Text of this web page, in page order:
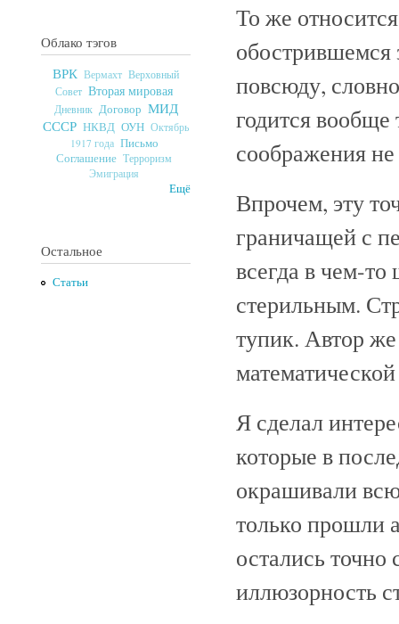
Облако тэгов
ВРК Вермахт Верховный
Совет Вторая мировая
Дневник Договор МИД
СССР НКВД ОУН Октябрь
1917 года Письмо
Соглашение Терроризм
Эмиграция
Ещё
Остальное
Статьи
То же
повсюду,
годится вообще
соображения
Впрочем, эту
граничащей с
всегда в чем-то
стерильным.
тупик. Автор
Я сделал
которые в
окрашивали
только прошли
остались точно
иллюзорность